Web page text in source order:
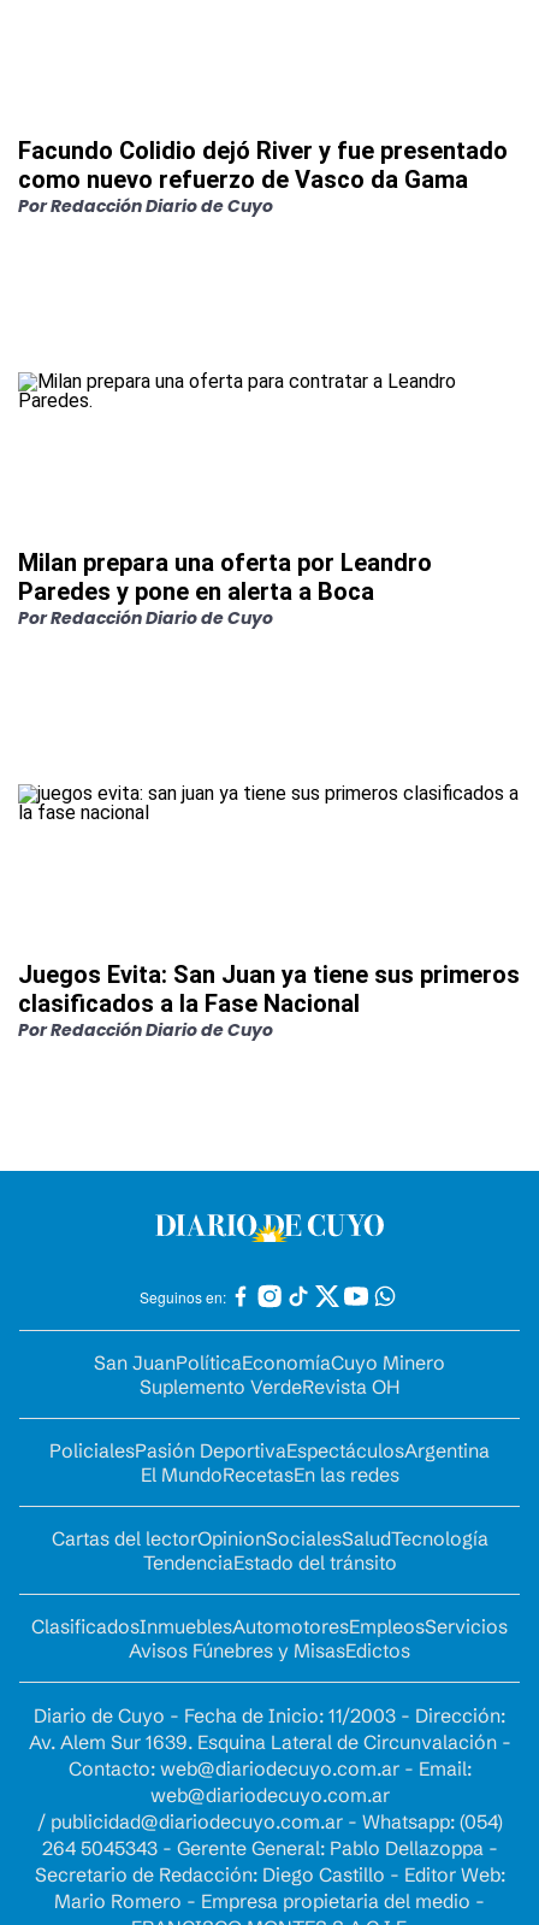
Facundo Colidio dejó River y fue presentado
como nuevo refuerzo de Vasco da Gama
PorRedacción Diario de Cuyo
Milan prepara una oferta por Leandro
Paredes y pone en alerta a Boca
PorRedacción Diario de Cuyo
Juegos Evita: San Juan ya tiene sus primeros
clasificados a la Fase Nacional
PorRedacción Diario de Cuyo
Seguinos en:
San JuanPolíticaEconomíaCuyo Minero
Suplemento VerdeRevista OH
PolicialesPasión DeportivaEspectáculosArgentina
El MundoRecetasEn las redes
Cartas del lectorOpinionSocialesSaludTecnología
TendenciaEstado del tránsito
ClasificadosInmueblesAutomotoresEmpleosServicios
Avisos Fúnebres y MisasEdictos
Diario de Cuyo - Fecha de Inicio: 11/2003 - Dirección:
Av. Alem Sur 1639. Esquina Lateral de Circunvalación -
Contacto: web@diariodecuyo.com.ar- Email:
web@diariodecuyo.com.ar
/ publicidad@diariodecuyo.com.ar- Whatsapp: (054)
264 5045343 - Gerente General: Pablo Dellazoppa -
Secretario de Redacción: Diego Castillo - Editor Web:
Mario Romero - Empresa propietaria del medio -